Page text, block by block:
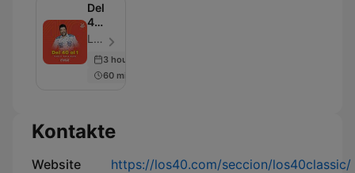
Del
40
al 1
Programa
completo
LOS40 - Folge 109
3 hours ago
60 min
Kontakte
Website
https://los40.com/seccion/los40classic/